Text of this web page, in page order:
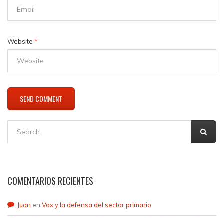
Website *
COMENTARIOS RECIENTES
Juan en Vox y la defensa del sector primario